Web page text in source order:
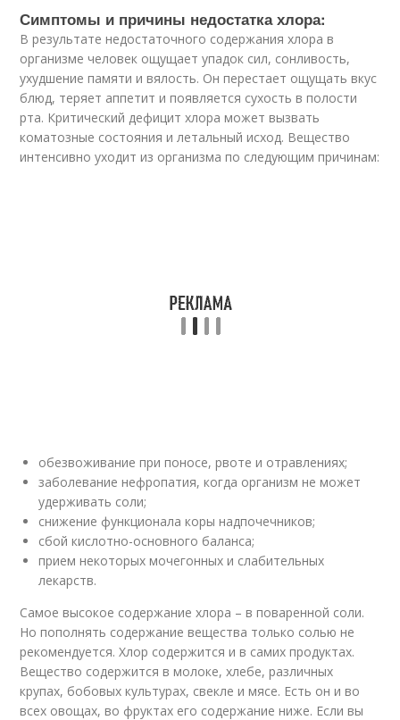
Симптомы и причины недостатка хлора:
В результате недостаточного содержания хлора в
организме человек ощущает упадок сил, сонливость,
ухудшение памяти и вялость. Он перестает ощущать вкус
блюд, теряет аппетит и появляется сухость в полости
рта. Критический дефицит хлора может вызвать
коматозные состояния и летальный исход. Вещество
интенсивно уходит из организма по следующим причинам:
обезвоживание при поносе, рвоте и отравлениях;
заболевание нефропатия, когда организм не может
удерживать соли;
снижение функционала коры надпочечников;
сбой кислотно-основного баланса;
прием некоторых мочегонных и слабительных
лекарств.
Самое высокое содержание хлора – в поваренной соли.
Но пополнять содержание вещества только солью не
рекомендуется. Хлор содержится и в самих продуктах.
Вещество содержится в молоке, хлебе, различных
крупах, бобовых культурах, свекле и мясе. Есть он и во
всех овощах, во фруктах его содержание ниже. Если вы